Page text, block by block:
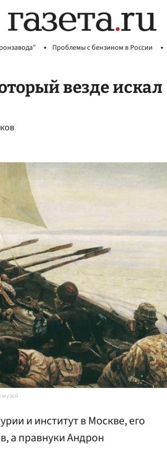
Проблемы с бензином в России
везде искал
музей
и институт в Москве, его
а правнуки Андрон